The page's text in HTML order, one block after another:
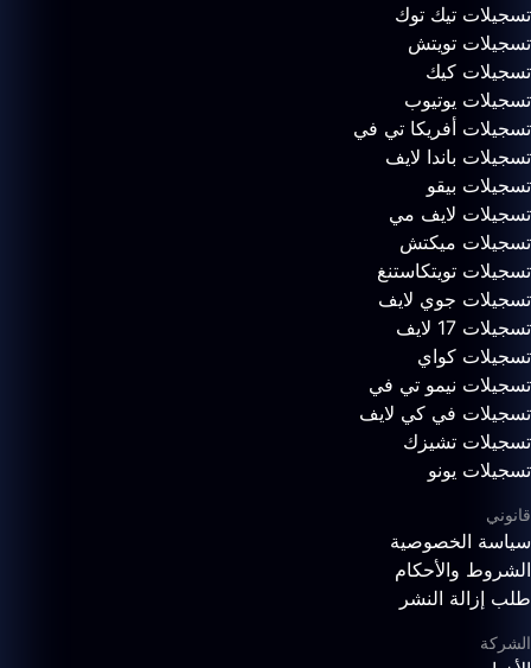
تسجيلات تيك توك
تسجيلات تويتش
تسجيلات كيك
تسجيلات يوتيوب
تسجيلات أفريكا تي في
تسجيلات باندا لايف
تسجيلات بيقو
تسجيلات لايف مي
تسجيلات ميكتش
تسجيلات تويتكاستنغ
تسجيلات جوي لايف
تسجيلات 17 لايف
تسجيلات كواي
تسجيلات نيمو تي في
تسجيلات في كي لايف
تسجيلات تشيزك
تسجيلات يونو
قانوني
سياسة الخصوصية
الشروط والأحكام
طلب إزالة النشر
الشركة